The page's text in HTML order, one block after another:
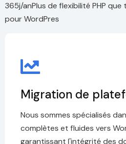
365j/anPlus de flexibilité PHP
pour WordPres
Migration de
Nous sommes spécialisés
complètes et fluides vers
garantissant l'intégrité des